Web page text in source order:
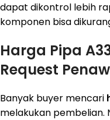
dapat dikontrol lebih
komponen bisa
Harga Pipa
Request
Banyak buyer mencari
melakukan pembelian.